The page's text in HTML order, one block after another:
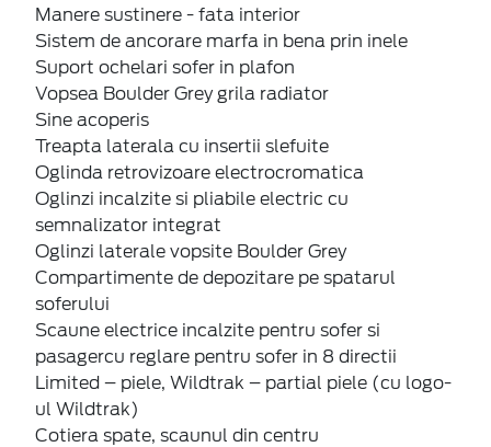
Manere sustinere - fata interior
Sistem de ancorare marfa in bena prin inele
Suport ochelari sofer in plafon
Vopsea Boulder Grey grila radiator
Sine acoperis
Treapta laterala cu insertii slefuite
Oglinda retrovizoare electrocromatica
Oglinzi incalzite si pliabile electric cu
semnalizator integrat
Oglinzi laterale vopsite Boulder Grey
Compartimente de depozitare pe spatarul
soferului
Scaune electrice incalzite pentru sofer si
pasagercu reglare pentru sofer in 8 directii
Limited – piele, Wildtrak – partial piele (cu logo-
ul Wildtrak)
Cotiera spate, scaunul din centru